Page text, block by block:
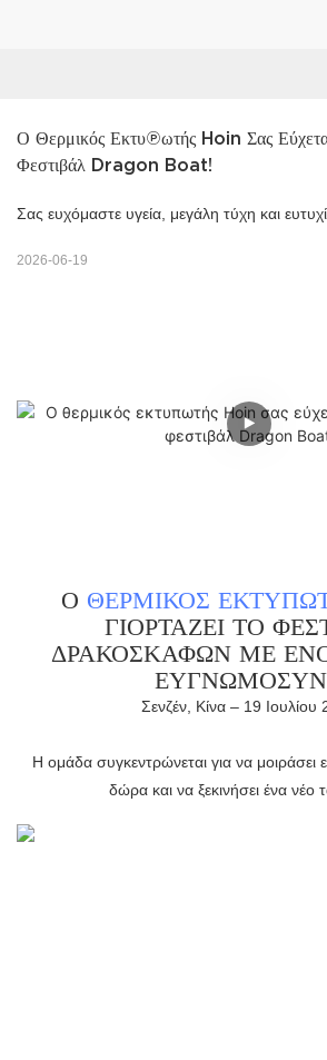
Ο Θερμικός Εκτυπωτής Hoin Σας
Φεστιβάλ Dragon Boat!
Σας ευχόμαστε υγεία, μεγάλη τύχη και
2026-06-19
Ο ΘΕΡΜΙΚΌΣ
ΓΙΟΡΤΆΖΕΙ ΤΟ
ΔΡΑΚΌΣΚΑΦΩΝ ΜΕ
Σενζέν, Κίνα – 19 Ιουλίου
Η ομάδα συγκεντρώνεται για να μοιράσει
δώρα και να ξεκινήσει ένα νέο